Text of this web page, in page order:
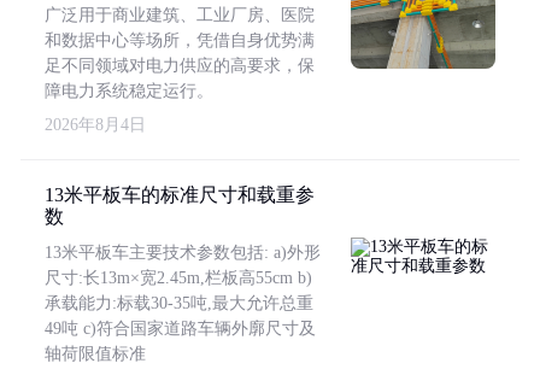
广泛用于商业建筑、工业厂房、医院
和数据中心等场所，凭借自身优势满
足不同领域对电力供应的高要求，保
障电力系统稳定运行。
2026年8月4日
13米平板车的标准尺寸和载重参
数
13米平板车主要技术参数包括: a)外形
尺寸:长13m×宽2.45m,栏板高55cm b)
承载能力:标载30-35吨,最大允许总重
49吨 c)符合国家道路车辆外廓尺寸及
轴荷限值标准